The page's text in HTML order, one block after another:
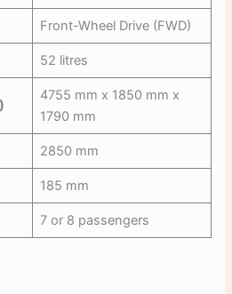
Front-Wheel Drive (FWD)
52 litres
4755 mm x 1850 mm x
1790 mm
2850 mm
185 mm
7 or 8 passengers